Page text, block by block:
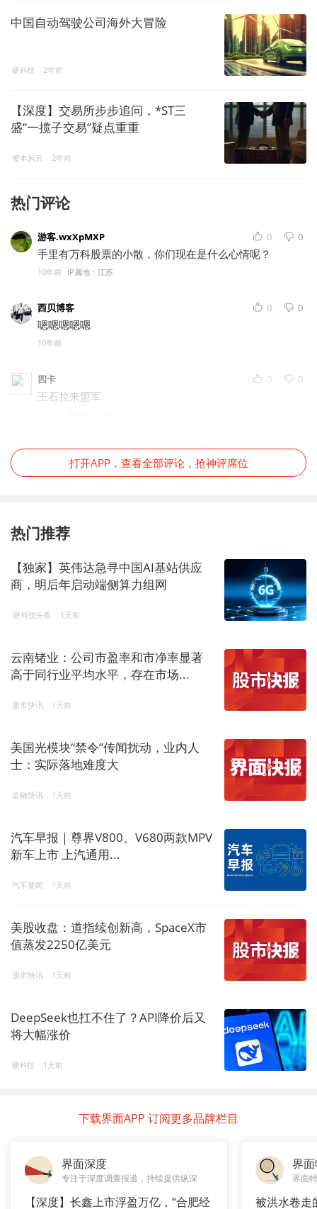
中国自动驾驶公司海外大冒险
硬科技 2年前
【深度】交易所步步追问，*ST三
盛“一揽子交易”疑点重重
资本风云 2年前
热门评论
游客.wxXpMXP 0 0
手里有万科股票的小散，你们现在是什么心情呢？
10年前 IP属地：江苏
西贝博客 0 0
嗯嗯嗯嗯嗯
10年前
四卡 0 0
王石拉来盟军
打开APP，查看全部评论，抢神评席位
热门推荐
【独家】英伟达急寻中国AI基站供应
商，明后年启动端侧算力组网
硬科技头条 1天前
云南锗业：公司市盈率和市净率显著
高于同行业平均水平，存在市场...
股市快讯 1天前
美国光模块“禁令”传闻扰动，业内人
士：实际落地难度大
金融快讯 1天前
汽车早报｜尊界V800、V680两款MPV
新车上市 上汽通用...
汽车要闻 1天前
美股收盘：道指续创新高，SpaceX市
值蒸发2250亿美元
股市快讯 1天前
DeepSeek也扛不住了？API降价后又
将大幅涨价
硬科技 1天前
下载界面APP 订阅更多品牌栏目
界面深度
专注于深度调查报道，持续提供纵深
【深度】长鑫上市浮盈万亿，“合肥经
界
界面
被洪水卷走